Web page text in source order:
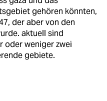
gehören könnten,
der aber von den
aktuell sind
oder weniger zwei
gebiete.